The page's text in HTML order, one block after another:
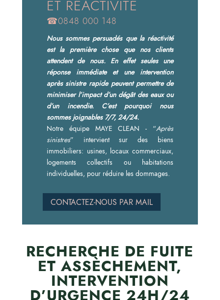
ET RÉACTIVITÉ
☎0848 000 148
Nous sommes persuadés que la réactivité
est la première chose que nos clients
attendent de nous. En effet seules une
réponse immédiate et une intervention
après sinistre rapide peuvent permettre de
minimiser l’impact d’un dégât des eaux ou
d’un incendie. C’est pourquoi nous
sommes joignables 7/7, 24/24.
Notre équipe MAYE CLEAN - “Après
sinistres” intervient sur des biens
immobiliers: usines, locaux commerciaux,
logements collectifs ou habitations
individuelles, pour réduire les dommages.
CONTACTEZ-NOUS PAR MAIL
RECHERCHE DE FUITE
ET ASSÈCHEMENT,
INTERVENTION
D’URGENCE 24H/24